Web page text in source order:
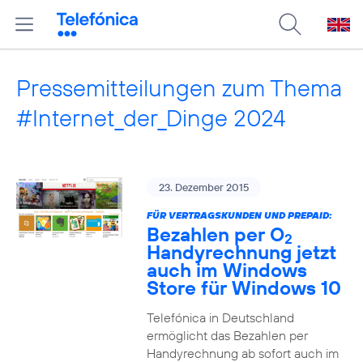
Pressemitteilungen zum Thema
#Internet_der_Dinge 2024
23. Dezember 2015
FÜR VERTRAGSKUNDEN UND PREPAID:
Bezahlen per O2
Handyrechnung jetzt
auch im Windows
Store für Windows 10
Telefónica in Deutschland
ermöglicht das Bezahlen per
Handyrechnung ab sofort auch im